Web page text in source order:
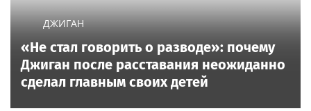
ДЖИГАН
«Не стал говорить о разводе»: почему
Джиган после расставания неожиданно
сделал главным своих детей